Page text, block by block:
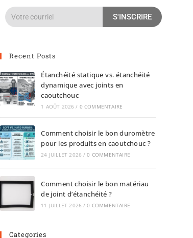
S'INSCRIRE
Recent Posts
Étanchéité statique vs. étanchéité
dynamique avec joints en
caoutchouc
1 AOÛT 2026 / 0 COMMENTAIRE
Comment choisir le bon duromètre
pour les produits en caoutchouc ?
24 JUILLET 2026 / 0 COMMENTAIRE
Comment choisir le bon matériau
de joint d’étanchéité ?
11 JUILLET 2026 / 0 COMMENTAIRE
Categories